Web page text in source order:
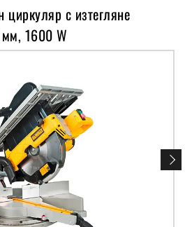
циркуляр с изтегляне
мм, 1600 W